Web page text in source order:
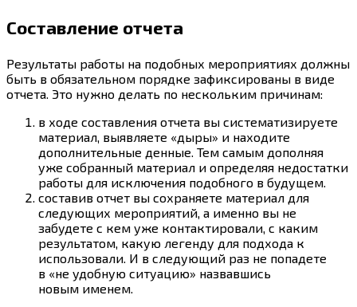
Составление отчета
Результаты работы на подобных мероприятиях должны
быть в обязательном порядке зафиксированы в виде
отчета. Это нужно делать по нескольким причинам:
в ходе составления отчета вы систематизируете
материал, выявляете «дыры» и находите
дополнительные денные. Тем самым дополняя
уже собранный материал и определяя недостатки
работы для исключения подобного в будущем.
составив отчет вы сохраняете материал для
следующих мероприятий, а именно вы не
забудете с кем уже контактировали, с каким
результатом, какую легенду для подхода к
использовали. И в следующий раз не попадете
в «не удобную ситуацию» назвавшись
новым именем.